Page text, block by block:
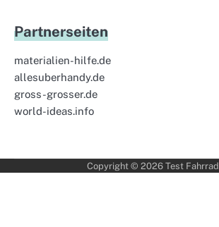
Partnerseiten
materialien-hilfe.de
allesuberhandy.de
gross-grosser.de
world-ideas.info
Copyright © 2026 Test Fahrrad